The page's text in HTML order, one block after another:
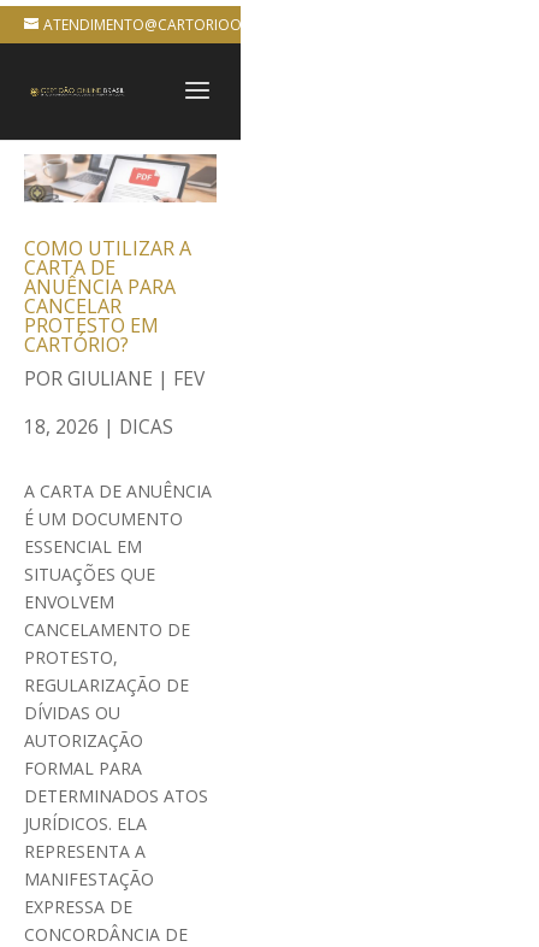
ATENDIMENTO@CARTORIOONLINEBRASIL.COM.BR
COMO UTILIZAR A
CARTA DE
ANUÊNCIA PARA
CANCELAR
PROTESTO EM
CARTÓRIO?
PORGIULIANE | FEV
18, 2026 | DICAS
A CARTA DE ANUÊNCIA
É UM DOCUMENTO
ESSENCIAL EM
SITUAÇÕES QUE
ENVOLVEM
CANCELAMENTO DE
PROTESTO,
REGULARIZAÇÃO DE
DÍVIDAS OU
AUTORIZAÇÃO
FORMAL PARA
DETERMINADOS ATOS
JURÍDICOS. ELA
REPRESENTA A
MANIFESTAÇÃO
EXPRESSA DE
CONCORDÂNCIA DE